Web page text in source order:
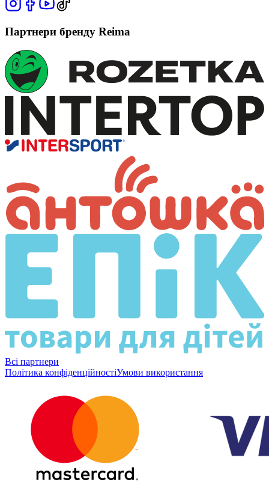
Партнери бренду Reima
Всі партнери
Політика конфіденційностіУмови використання